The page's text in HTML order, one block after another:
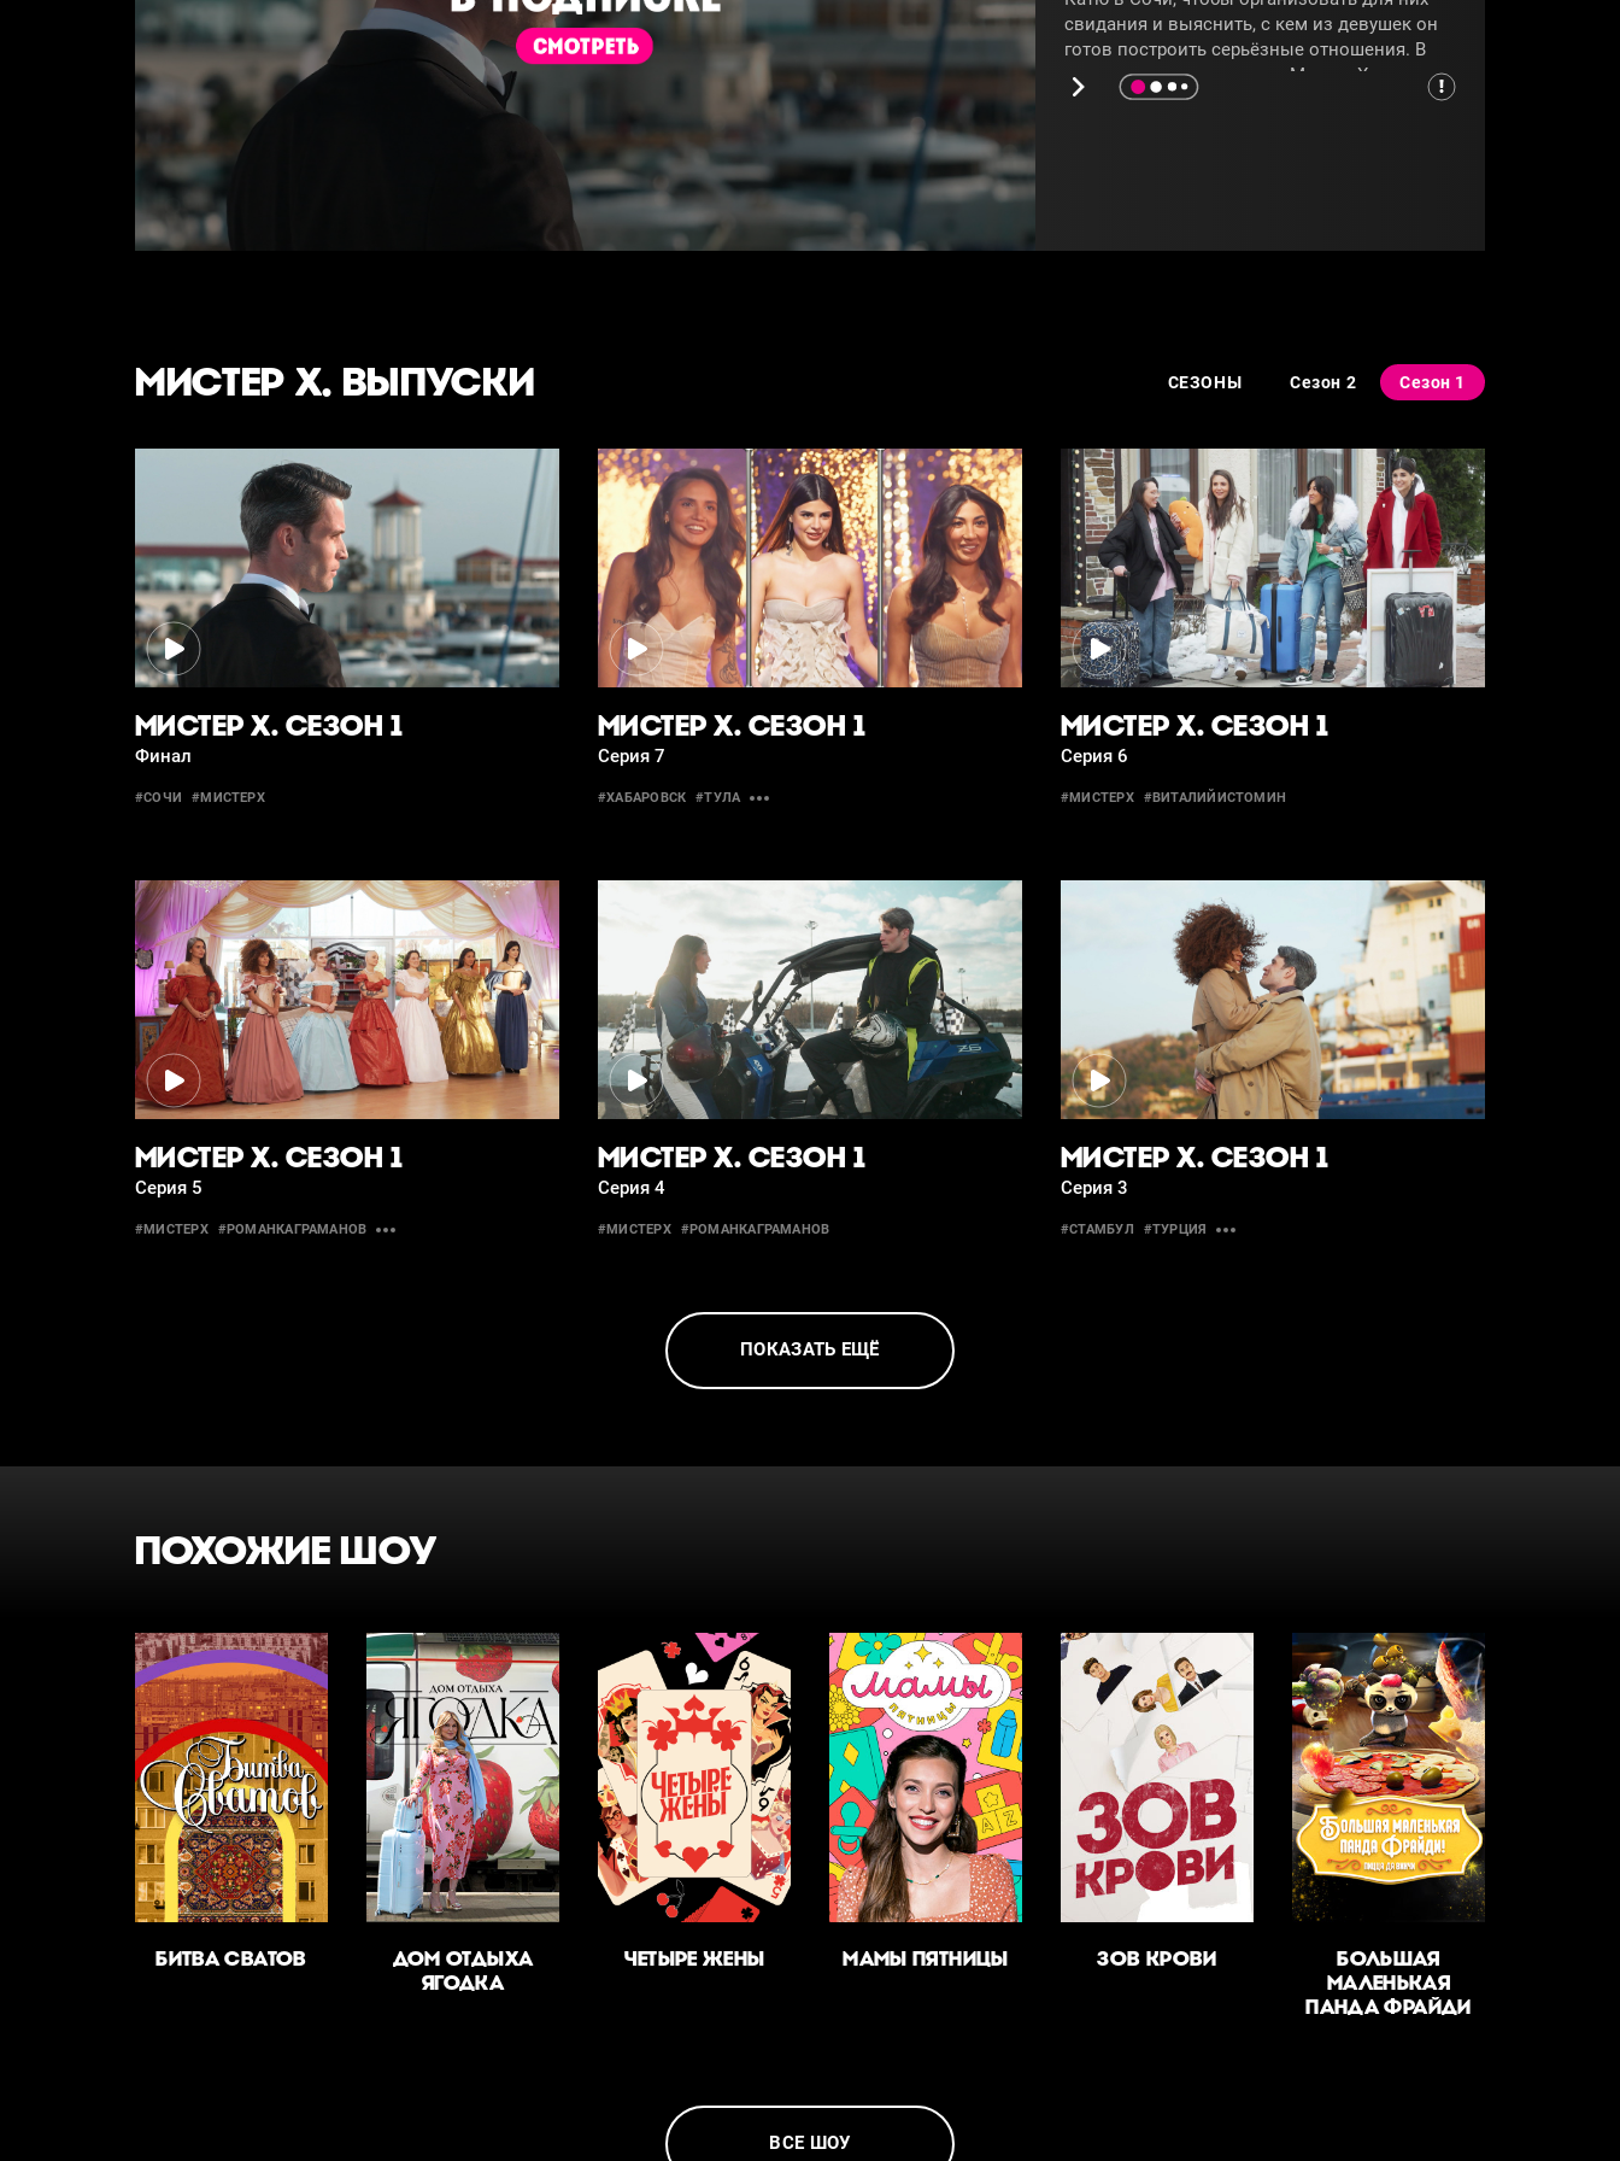
свидания и выяснить, с кем из девушек он
готов построить серьёзные отношения. В
завершении путешествия Мистер X не
только признается одной из участниц в
МИСТЕР Х. ВЫПУСКИ СЕЗОНЫ Сезон 2 Сезон 1
МИСТЕР Х. СЕЗОН 1
Финал
#СОЧИ #МИСТЕРХ
МИСТЕР Х. СЕЗОН 1
Серия 7
#ХАБАРОВСК #ТУЛА
МИСТЕР Х. СЕЗОН 1
Серия 6
#МИСТЕРХ #ВИТАЛИЙИСТОМИН
МИСТЕР Х. СЕЗОН 1
Серия 5
#МИСТЕРХ #РОМАНКАГРАМАНОВ
МИСТЕР Х. СЕЗОН 1
Серия 4
#МИСТЕРХ #РОМАНКАГРАМАНОВ
МИСТЕР Х. СЕЗОН 1
Серия 3
#СТАМБУЛ #ТУРЦИЯ
ПОКАЗАТЬ ЕЩЁ
ПОХОЖИЕ ШОУ
БИТВА СВАТОВ
ДОМ ОТДЫХА
ЯГОДКА
ЧЕТЫРЕ ЖЕНЫ МАМЫ ПЯТНИЦЫ ЗОВ КРОВИ
БОЛЬШАЯ
МАЛЕНЬКАЯ
ПАНДА ФРАЙДИ
ВСЕ ШОУ